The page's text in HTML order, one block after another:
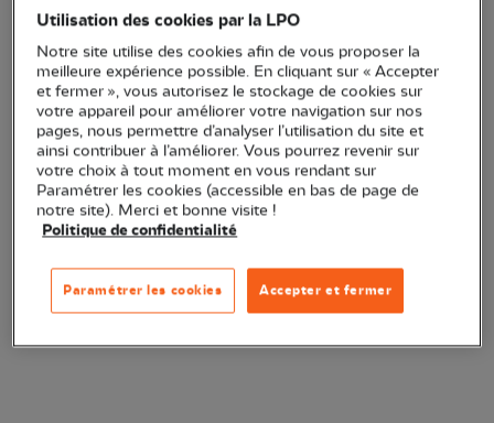
Un livre captivant et documenté sur le langage animal et la
Voir plus
Quantité
En stock
Ajouter au panier
Utilisation des cookies par la LPO
Notre site utilise des cookies afin de vous proposer la
meilleure expérience possible. En cliquant sur « Accepter
et fermer », vous autorisez le stockage de cookies sur
votre appareil pour améliorer votre navigation sur nos
pages, nous permettre d’analyser l’utilisation du site et
ainsi contribuer à l’améliorer. Vous pourrez revenir sur
votre choix à tout moment en vous rendant sur
Paramétrer les cookies (accessible en bas de page de
notre site). Merci et bonne visite !
Politique de confidentialité
Accepter et fermer
Paramétrer les cookies